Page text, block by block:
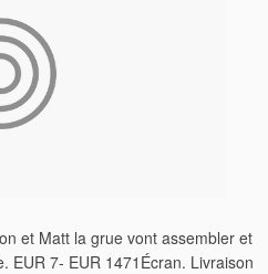
et Matt la grue vont assembler et
EUR 7- EUR 1471Écran. Livraison